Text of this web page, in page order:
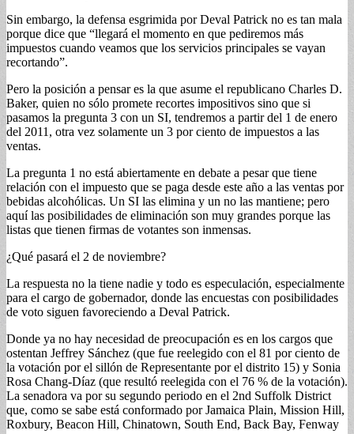
Sin embargo, la defensa esgrimida por Deval Patrick no es tan mala
porque dice que “llegará el momento en que pediremos más
impuestos cuando veamos que los servicios principales se vayan
recortando”.
Pero la posición a pensar es la que asume el republicano Charles D.
Baker, quien no sólo promete recortes impositivos sino que si
pasamos la pregunta 3 con un SI, tendremos a partir del 1 de enero
del 2011, otra vez solamente un 3 por ciento de impuestos a las
ventas.
La pregunta 1 no está abiertamente en debate a pesar que tiene
relación con el impuesto que se paga desde este año a las ventas por
bebidas alcohólicas. Un SI las elimina y un no las mantiene; pero
aquí las posibilidades de eliminación son muy grandes porque las
listas que tienen firmas de votantes son inmensas.
¿Qué pasará el 2 de noviembre?
La respuesta no la tiene nadie y todo es especulación, especialmente
para el cargo de gobernador, donde las encuestas con posibilidades
de voto siguen favoreciendo a Deval Patrick.
Donde ya no hay necesidad de preocupación es en los cargos que
ostentan Jeffrey Sánchez (que fue reelegido con el 81 por ciento de
la votación por el sillón de Representante por el distrito 15) y Sonia
Rosa Chang-Díaz (que resultó reelegida con el 76 % de la votación).
La senadora va por su segundo periodo en el 2nd Suffolk District
que, como se sabe está conformado por Jamaica Plain, Mission Hill,
Roxbury, Beacon Hill, Chinatown, South End, Back Bay, Fenway